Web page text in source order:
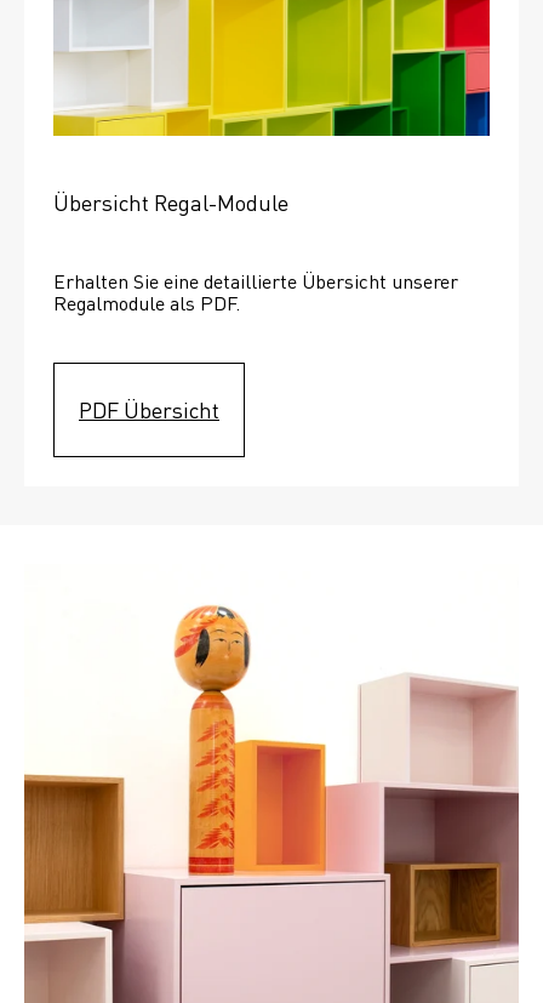
Übersicht Regal-Module
Erhalten Sie eine detaillierte Übersicht unserer
Regalmodule als PDF.
PDF Übersicht